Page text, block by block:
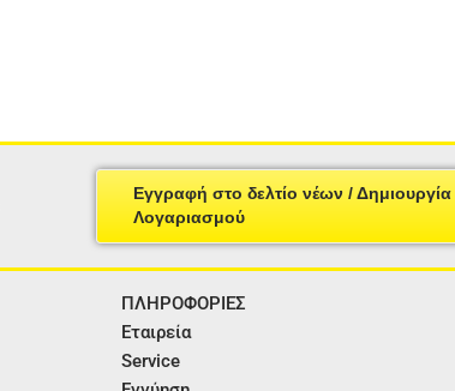
Εγγραφή στο δελτίο νέων / Δημιουργία
Λογαριασμού
ΠΛΗΡΟΦΟΡΙΕΣ
Εταιρεία
Service